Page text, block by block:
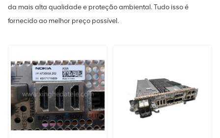
da mais alta qualidade e proteção ambiental. Tudo isso é
fornecido ao melhor preço possível.